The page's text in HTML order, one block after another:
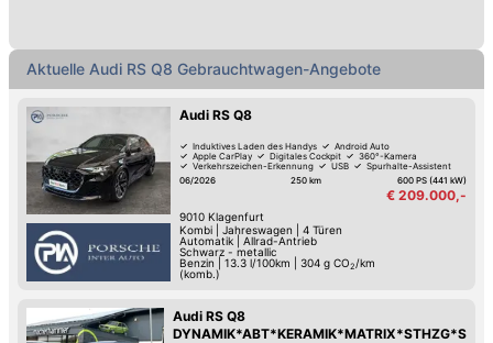
Aktuelle Audi RS Q8 Gebrauchtwagen-Angebote
Audi RS Q8
Induktives Laden des Handys
Android Auto
Apple CarPlay
Digitales Cockpit
360°-Kamera
Verkehrszeichen-Erkennung
USB
Spurhalte-Assistent
06/2026
250 km 600 PS (441 kW)
€ 209.000,-
9010 Klagenfurt
Kombi| Jahreswagen
4 Türen
Automatik| Allrad-Antrieb
Schwarz - metallic
Benzin
13.3 l/100km 304 g CO2 /km
(komb.)
Audi RS Q8